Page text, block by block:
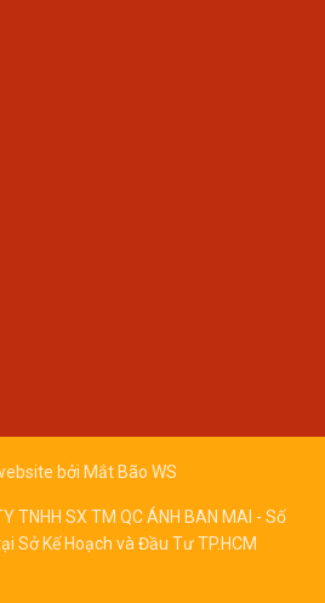
bởi Mắt Bão WS
TNHH SX TM QC ÁNH BAN MAI - Số
Sở Kế Hoạch và Đầu Tư TP.HCM